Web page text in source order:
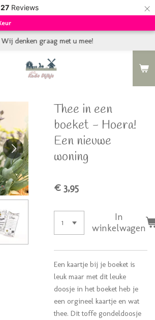
27 Reviews ×
Wij denken graag met u mee!
Thee in een
boeket - Hoera!
Een nieuwe
woning
€ 3,95
In
winkelwagen
Een kaartje bij je boeket is
leuk maar met dit leuke
doosje in het boeket heb je
een orgineel kaartje en wat
thee. Dit toffe gondeldoosje